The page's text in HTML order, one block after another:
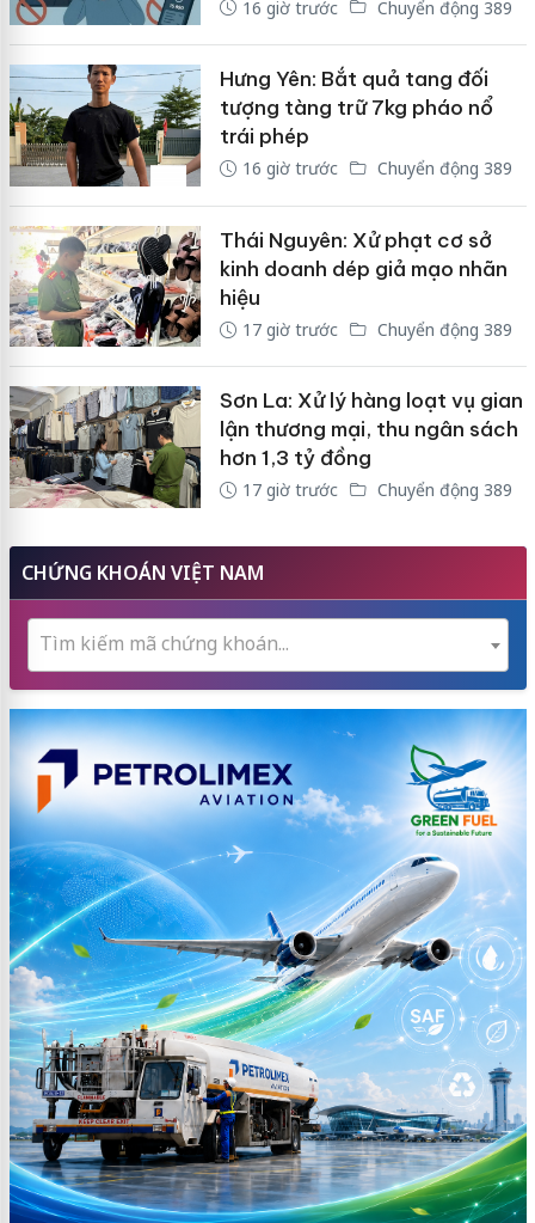
16 giờ trước Chuyển động 389
Hưng Yên: Bắt quả tang đối
tượng tàng trữ 7kg pháo nổ
trái phép
16 giờ trước Chuyển động 389
Thái Nguyên: Xử phạt cơ sở
kinh doanh dép giả mạo nhãn
hiệu
17 giờ trước Chuyển động 389
Sơn La: Xử lý hàng loạt vụ gian
lận thương mại, thu ngân sách
hơn 1,3 tỷ đồng
17 giờ trước Chuyển động 389
CHỨNG KHOÁN VIỆT NAM
Tìm kiếm mã chứng khoán...